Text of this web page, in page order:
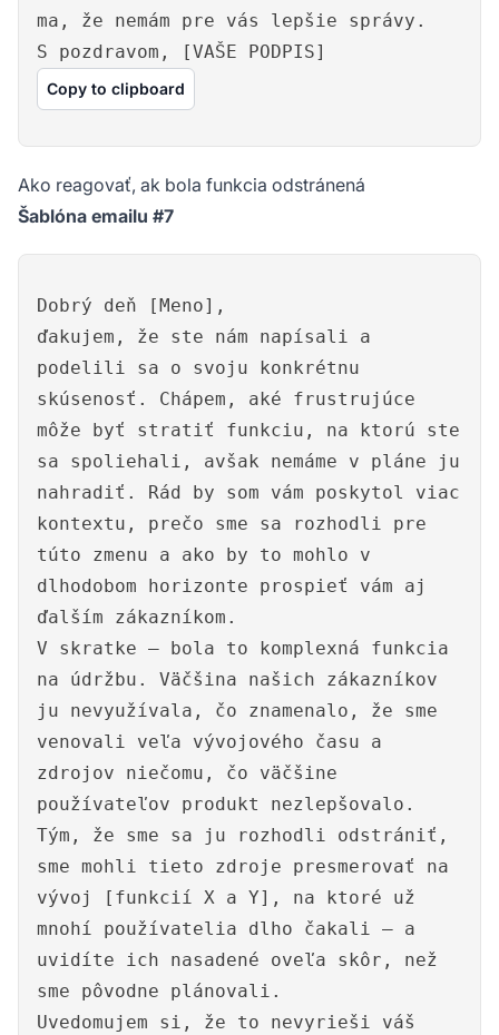
ma, že nemám pre vás lepšie správy.
S pozdravom, [VAŠE PODPIS]
Copy to clipboard
Ako reagovať, ak bola funkcia odstránená
Šablóna emailu #7
Dobrý deň [Meno],
ďakujem, že ste nám napísali a
podelili sa o svoju konkrétnu
skúsenosť. Chápem, aké frustrujúce
môže byť stratiť funkciu, na ktorú ste
sa spoliehali, avšak nemáme v pláne ju
nahradiť. Rád by som vám poskytol viac
kontextu, prečo sme sa rozhodli pre
túto zmenu a ako by to mohlo v
dlhodobom horizonte prospieť vám aj
ďalším zákazníkom.
V skratke – bola to komplexná funkcia
na údržbu. Väčšina našich zákazníkov
ju nevyužívala, čo znamenalo, že sme
venovali veľa vývojového času a
zdrojov niečomu, čo väčšine
používateľov produkt nezlepšovalo.
Tým, že sme sa ju rozhodli odstrániť,
sme mohli tieto zdroje presmerovať na
vývoj [funkcií X a Y], na ktoré už
mnohí používatelia dlho čakali – a
uvidíte ich nasadené oveľa skôr, než
sme pôvodne plánovali.
Uvedomujem si, že to nevyrieši váš